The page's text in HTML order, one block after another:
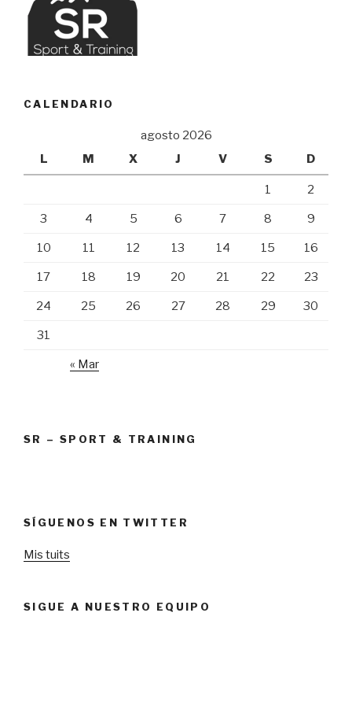
CALENDARIO
agosto 2026
L
M X J V S D
1 2
3 4 5 6 7 8 9
10 11 12 13 14 15 16
17 18 19 20 21 22 23
24 25 26 27 28 29 30
31
« Mar
SR – SPORT & TRAINING
SÍGUENOS EN TWITTER
Mis tuits
SIGUE A NUESTRO EQUIPO